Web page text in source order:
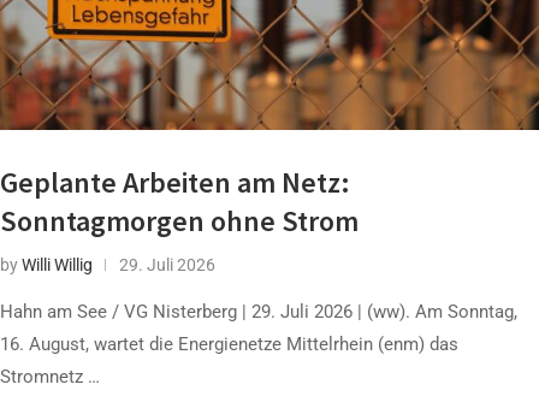
Geplante Arbeiten am Netz:
Sonntagmorgen ohne Strom
byWilli Willig 29. Juli 2026
Hahn am See / VG Nisterberg | 29. Juli 2026 | (ww). Am Sonntag,
16. August, wartet die Energienetze Mittelrhein (enm) das
Stromnetz …